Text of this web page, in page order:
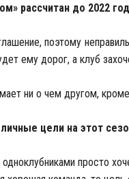
» рассчитан до 2022
поэтому
ему дорог, а клуб
ни о чем другом,
цели на этот
просто